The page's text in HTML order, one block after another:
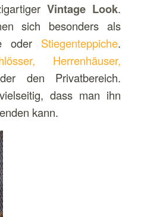
Vintage Look.
sich besonders als
oder Stiegenteppiche.
Herrenhäuser,
den Privatbereich.
dass man ihn
kann.